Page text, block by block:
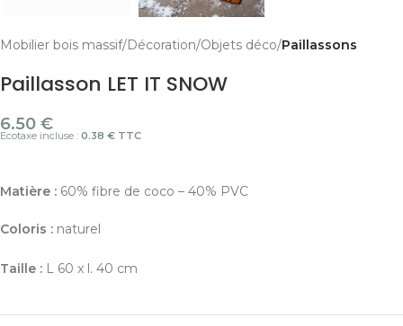
Mobilier bois massif Décoration Objets déco Paillassons
Paillasson LET IT SNOW
6.50 €
Ecotaxe incluse : 0.38 € TTC
Matière : 60% fibre de coco – 40% PVC
Coloris : naturel
Taille : L 60 x l. 40 cm